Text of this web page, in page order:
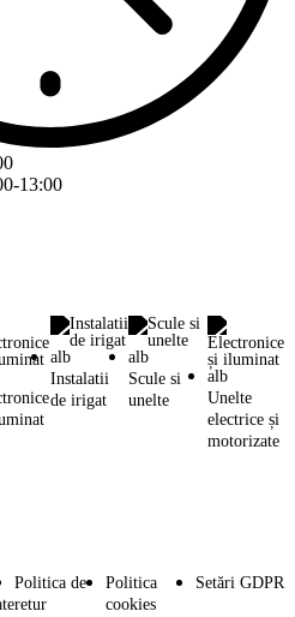
13:00
Instalatii
de irigat
Scule si
unelte
Unelte
electrice și
motorizate
Politica de
retur
Politica
cookies
Setări GDPR